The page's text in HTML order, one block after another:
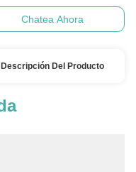
Chatea Ahora
Descripción Del Producto